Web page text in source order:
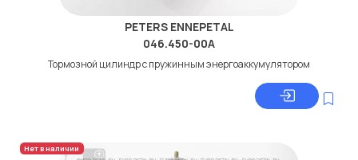
PETERS ENNEPETAL
046.450-00A
Тормозной цилиндр с пружинным энергоаккумулятором
Нет в наличии